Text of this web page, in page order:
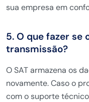
sua empresa em
5. O que fazer se
transmissão?
O SAT armazena os
novamente. Caso o
com o suporte